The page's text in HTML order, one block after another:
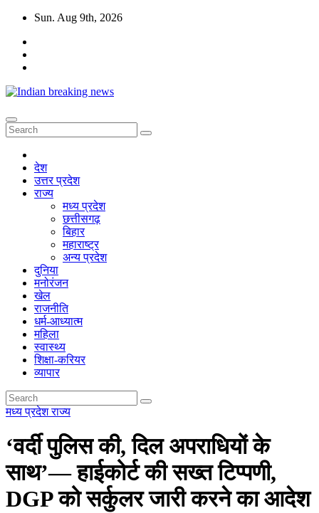
Skip
content
Sun. Aug 9th, 2026
देश
उत्तर प्रदेश
राज्य
मध्य प्रदेश
छत्तीसगढ़
बिहार
महाराष्ट्र
अन्य प्रदेश
दुनिया
मनोरंजन
खेल
राजनीति
धर्म-आध्यात्म
महिला
स्वास्थ्य
शिक्षा-करियर
व्यापार
मध्य प्रदेशराज्य
‘वर्दी पुलिस की, दिल अपराधियों के
साथ’— हाईकोर्ट की सख्त टिप्पणी,
DGP को सर्कुलर जारी करने का आदेश